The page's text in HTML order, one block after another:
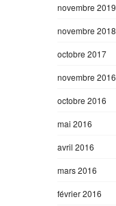
novembre 2019
novembre 2018
octobre 2017
novembre 2016
octobre 2016
mai 2016
avril 2016
mars 2016
février 2016